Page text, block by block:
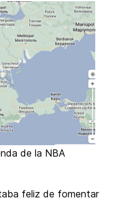
de la NBA
feliz de fomentar